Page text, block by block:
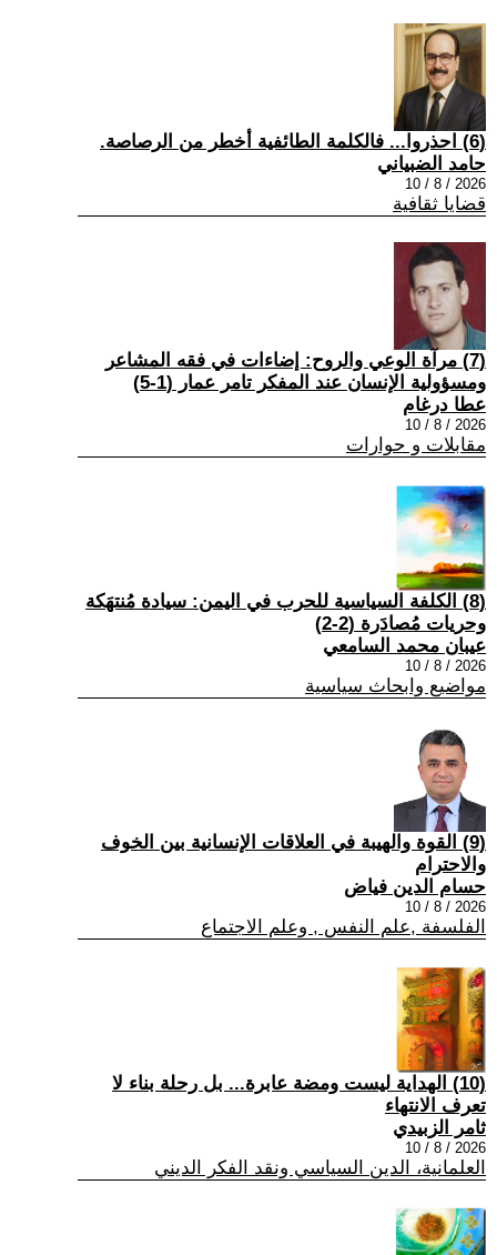
(6) احذروا... فالكلمة الطائفية أخطر من الرصاصة.
حامد الضبياني
2026 / 8 / 10
قضايا ثقافية
(7) مرآة الوعي والروح: إضاءات في فقه المشاعر
ومسؤولية الإنسان عند المفكر تامر عمار (1-5)
عطا درغام
2026 / 8 / 10
مقابلات و حوارات
(8) الكلفة السياسية للحرب في اليمن: سيادة مُنتهَكة
وحريات مُصادَرة (2-2)
عيبان محمد السامعي
2026 / 8 / 10
مواضيع وابحاث سياسية
(9) القوة والهيبة في العلاقات الإنسانية بين الخوف
والاحترام
حسام الدين فياض
2026 / 8 / 10
الفلسفة ,علم النفس , وعلم الاجتماع
(10) الهداية ليست ومضة عابرة... بل رحلة بناء لا
تعرف الانتهاء
ثامر الزبيدي
2026 / 8 / 10
العلمانية، الدين السياسي ونقد الفكر الديني